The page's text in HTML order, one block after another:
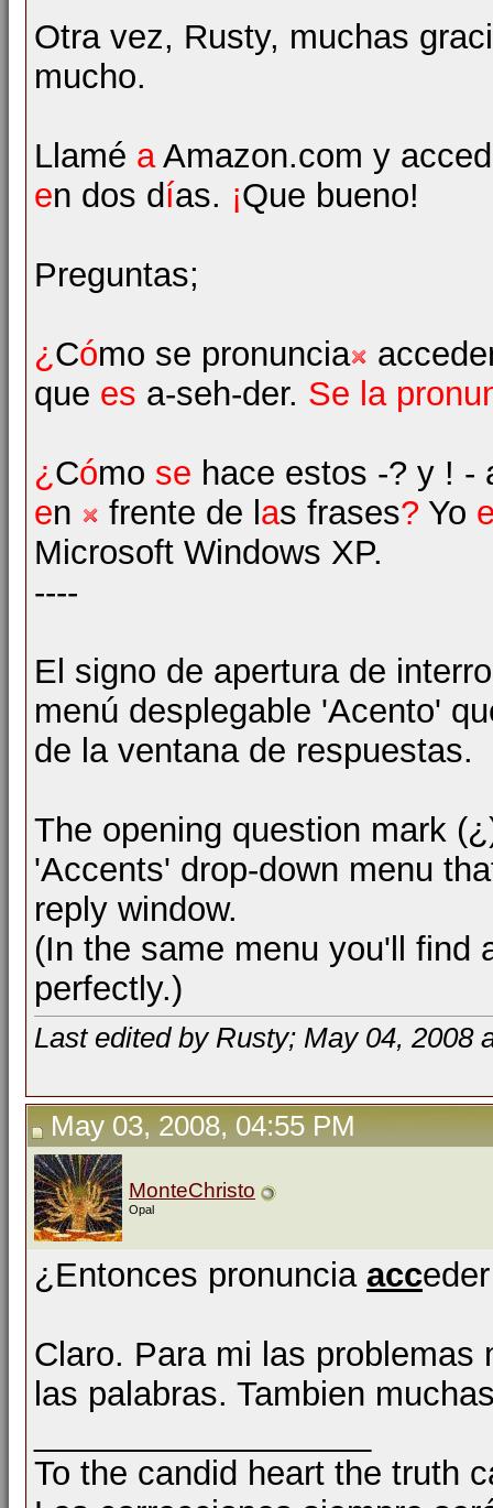
Otra vez, Rusty, muchas
mucho.
Llamé aAmazon.com y
en dos días. ¡Que bueno!
Preguntas;
¿Cómo se pronuncia
que es a-seh-der. Se la
¿Cómo se hace estos -? y !
en frente de l as frases? Yo
Microsoft Windows XP.
----
El signo de apertura de
menú desplegable 'Acento'
de la ventana de respuestas.
The opening question mark
'Accents' drop-down menu
reply window.
(In the same menu you'll find
perfectly.)
Last edited by Rusty; May 04, 2008
May 03, 2008, 04:55 PM
MonteChristo
Opal
¿Entonces pronuncia acc
Claro. Para mi las problemas
las palabras. Tambien
To the candid heart the truth